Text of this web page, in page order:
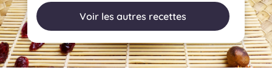
Voir les autres recettes